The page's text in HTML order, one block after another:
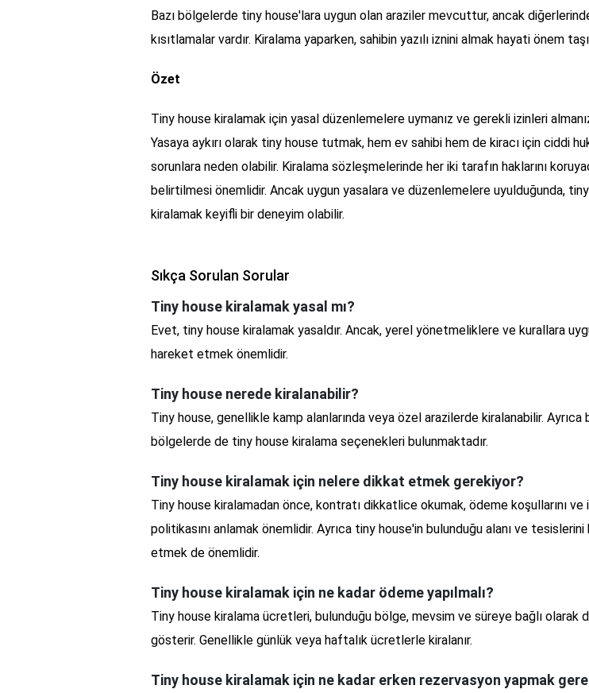
Bazı bölgelerde tiny house'lara uygun olan araziler mevcuttur, ancak
kısıtlamalar vardır. Kiralama yaparken, sahibin yazılı iznini almak hayati önem
Özet
Tiny house kiralamak için yasal düzenlemelere uymanız ve gerekli izinleri
Yasaya aykırı olarak tiny house tutmak, hem ev sahibi hem de kiracı için ciddi
sorunlara neden olabilir. Kiralama sözleşmelerinde her iki tarafın haklarını
belirtilmesi önemlidir. Ancak uygun yasalara ve düzenlemelere uyulduğunda,
kiralamak keyifli bir deneyim olabilir.
Sıkça Sorulan Sorular
Tiny house kiralamak yasal mı?
Evet, tiny house kiralamak yasaldır. Ancak, yerel yönetmeliklere ve kurallara
hareket etmek önemlidir.
Tiny house nerede kiralanabilir?
Tiny house, genellikle kamp alanlarında veya özel arazilerde kiralanabilir. Ayrıca
bölgelerde de tiny house kiralama seçenekleri bulunmaktadır.
Tiny house kiralamak için nelere dikkat etmek gerekiyor?
Tiny house kiralamadan önce, kontratı dikkatlice okumak, ödeme koşullarını ve
politikasını anlamak önemlidir. Ayrıca tiny house'in bulunduğu alanı ve
etmek de önemlidir.
Tiny house kiralamak için ne kadar ödeme yapılmalı?
Tiny house kiralama ücretleri, bulunduğu bölge, mevsim ve süreye bağlı olarak
gösterir. Genellikle günlük veya haftalık ücretlerle kiralanır.
Tiny house kiralamak için ne kadar erken rezervasyon yapmak